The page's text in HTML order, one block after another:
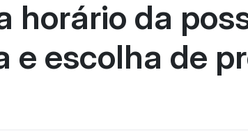
horário da
e escolha de